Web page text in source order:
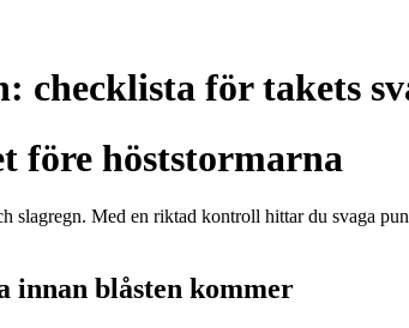
checklista för takets
före höststormarna
slagregn. Med en riktad kontroll hittar du svaga
innan blåsten kommer